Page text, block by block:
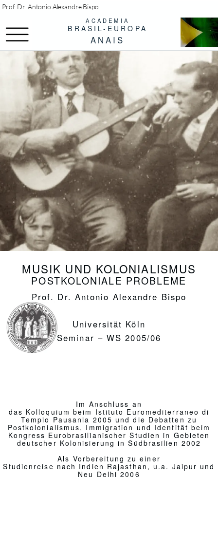
Prof. Dr.Antonio Alexandre Bispo
BRASIL-EUROPA
ANAIS
MUSIK UND KOLONIALISMUS
POSTKOLONIALE PROBLEME
Prof. Dr. Antonio Alexandre Bispo
Universität Köln
Seminar – WS 2005/06
das Kolloquium beim Istituto Euromediterraneo di
Tempio Pausania 2005 und die Debatten zu
Postkolonialismus, Immigration und Identität beim
Kongress Eurobrasilianischer Studien in Gebieten
deutscher Kolonisierung in Südbrasilien 2002
Als Vorbereitung zu einer
Studienreise nach Indien Rajasthan, u.a. Jaipur und
Neu Delhi 2006
Menschheit seit ältesten Zeiten. Es braucht nur an die
griechischen Kolonien im Mittelmeerraum – die Magna
Grecia – gedacht zu werden, um die Bedeutung dieser
Festsetzungen und ihre Folgen zu erfassen. Musik,
Musikleben und Musikanschauungen spielten bei der
ermöglicht die emotionale Verbindung zur alten Heimat
und die Entstehung eines Zusammengehörigkeitsgefühls
und eigener Identität kolonialer Gesellschaften. Es ist